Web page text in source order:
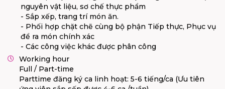
nguyên vật liệu, sơ chế thực phẩm
- Sắp xếp, trang trí món ăn.
- Phối hợp chặt chẽ cùng bộ phận Tiếp thực, Phục vụ
để ra món chính xác
- Các công việc khác được phân công
Working hour
Full / Part-time
Parttime đăng ký ca linh hoạt: 5-6 tiếng/ca (Ưu tiên